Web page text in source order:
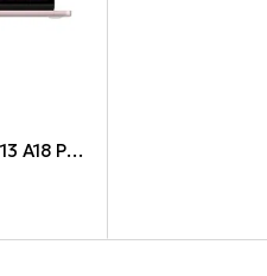
Apple MacBook Neo 13 A18 Pro 8 ГБ 256 ГБ Blush